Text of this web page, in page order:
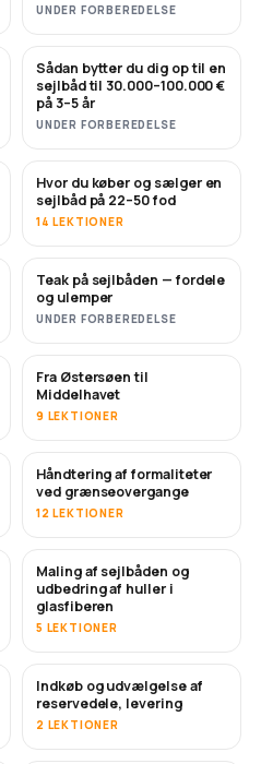
UNDER FORBEREDELSE
NYT
Sådan bytter du dig op til en
sejlbåd til 30.000–100.000 €
på 3–5 år
UNDER FORBEREDELSE
SNART
Hvor du køber og sælger en
sejlbåd på 22–50 fod
14 LEKTIONER
SNART
Teak på sejlbåden — fordele
og ulemper
UNDER FORBEREDELSE
SNART
Fra Østersøen til
Middelhavet
9 LEKTIONER
Håndtering af formaliteter
ved grænseovergange
12 LEKTIONER
SNART
Maling af sejlbåden og
udbedring af huller i
glasfiberen
5 LEKTIONER
SNART
Indkøb og udvælgelse af
reservedele, levering
2 LEKTIONER